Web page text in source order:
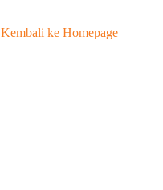
Kembali ke Homepage